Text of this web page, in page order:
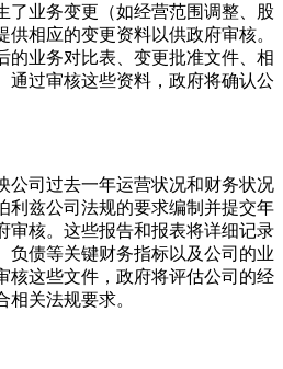
了业务变更（如经营范围调整、股
相应的变更资料以供政府审核。
的业务对比表、变更批准文件、相
通过审核这些资料，政府将确认公
公司过去一年运营状况和财务状况
利兹公司法规的要求编制并提交年
审核。这些报告和报表将详细记录
负债等关键财务指标以及公司的业
核这些文件，政府将评估公司的经
关法规要求。